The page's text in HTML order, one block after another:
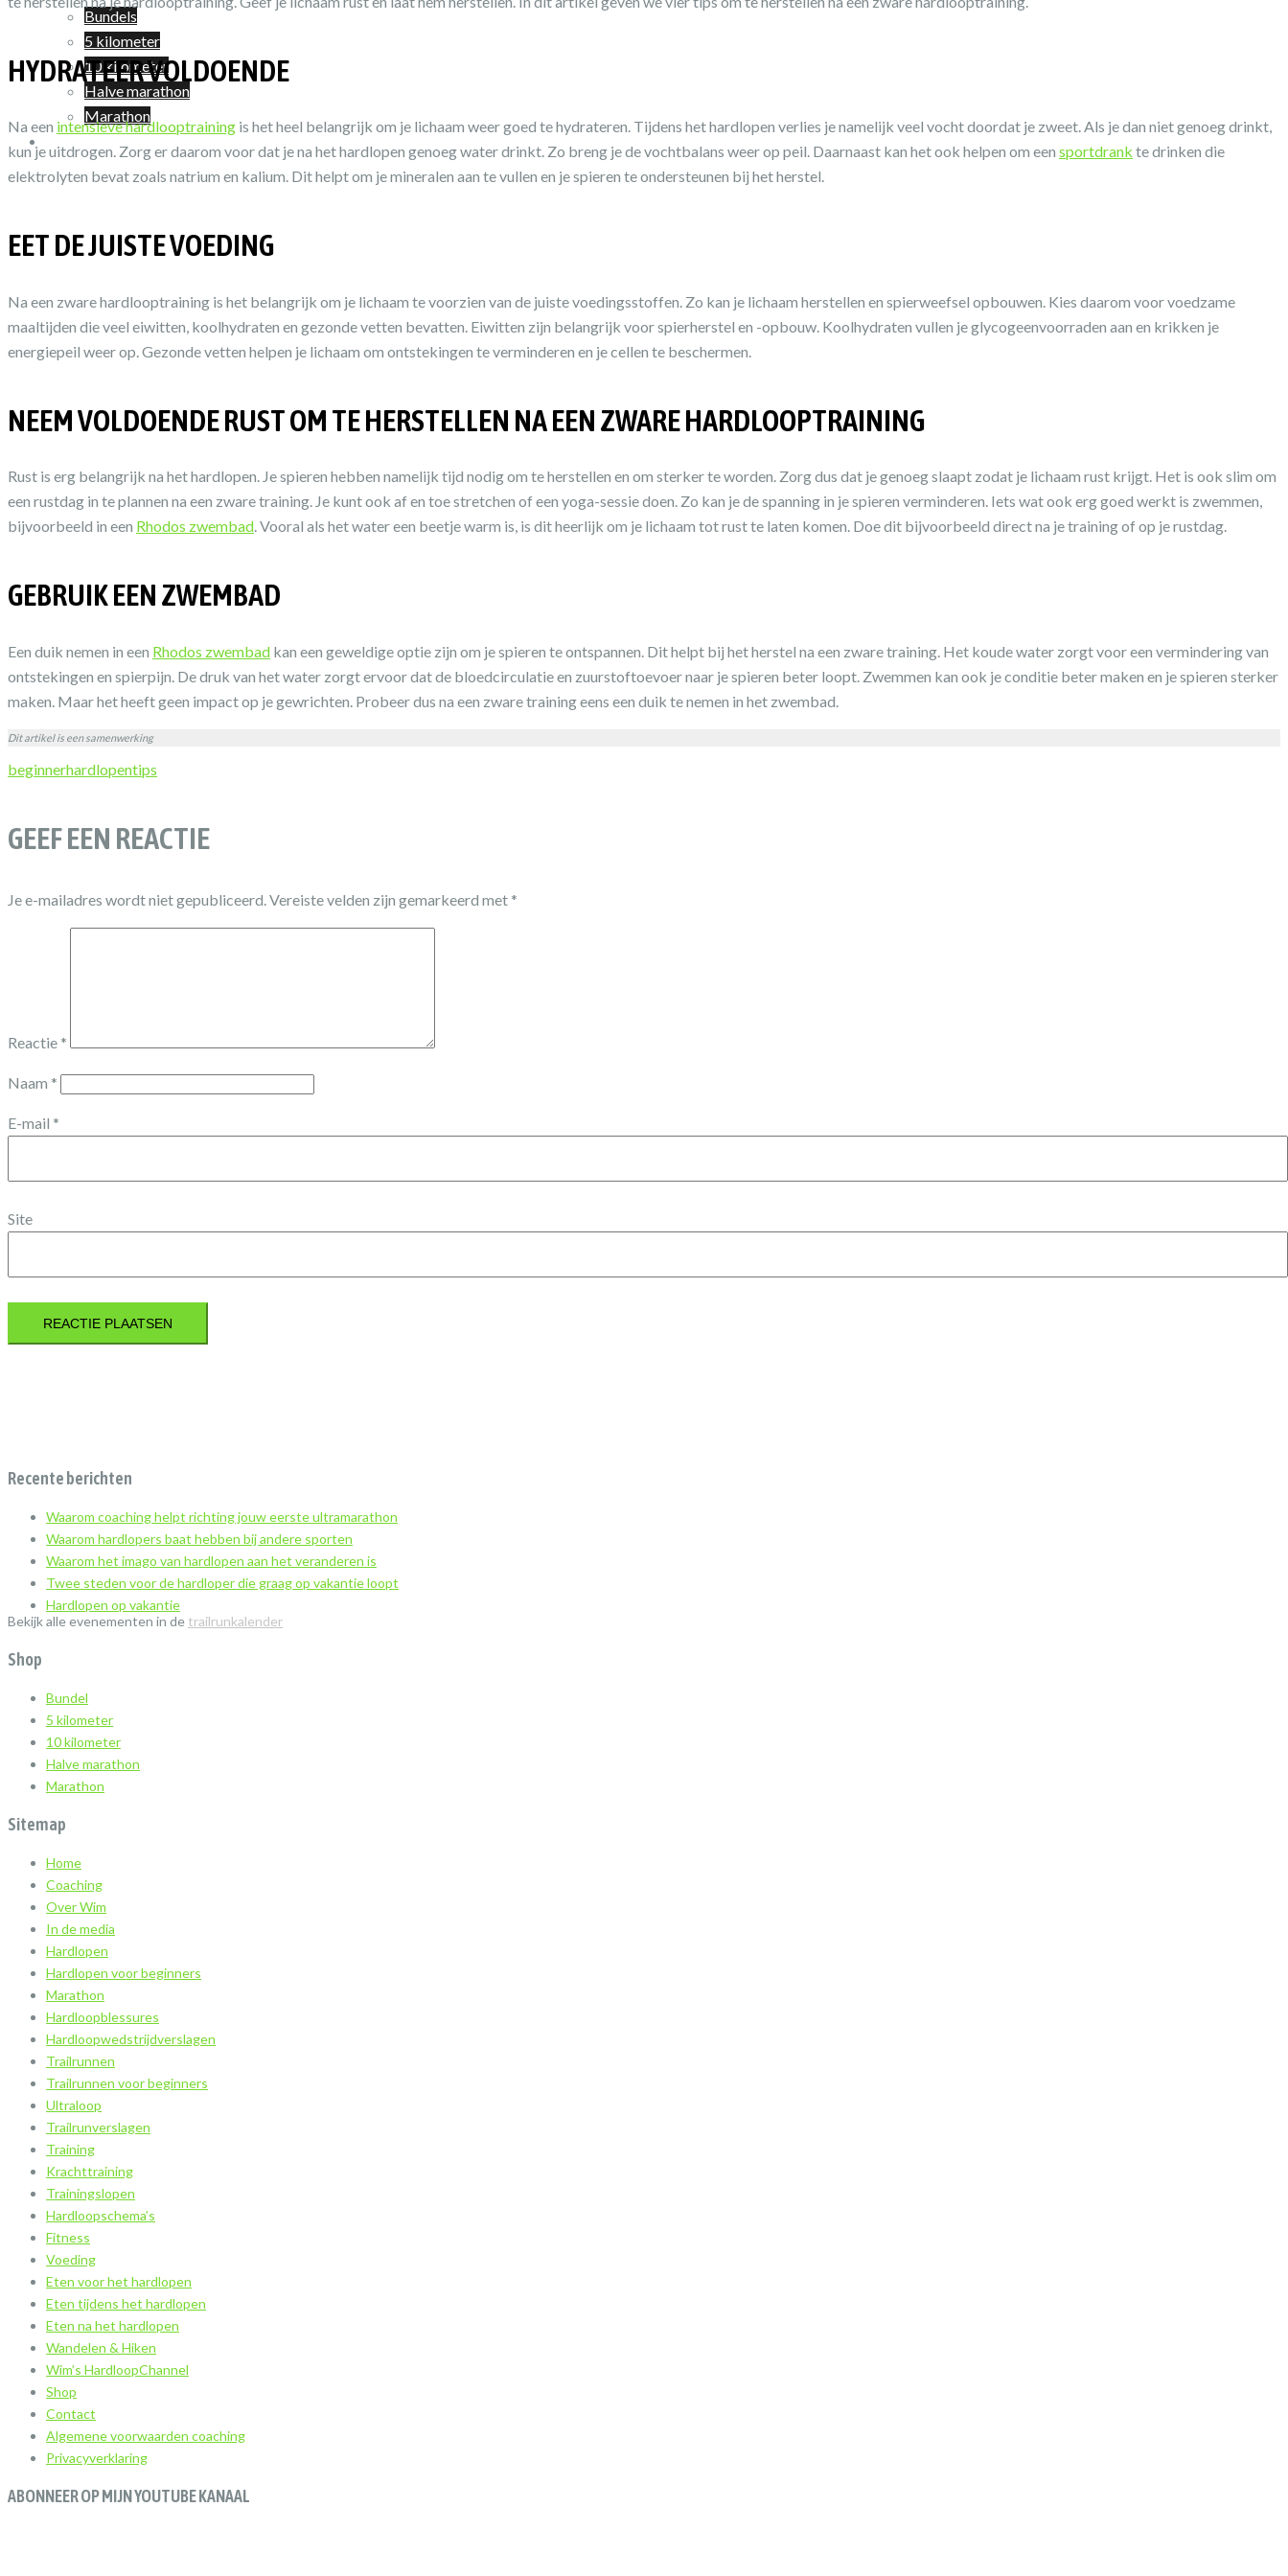
Bundels
5 kilometer
10 kilometer
Halve marathon
Marathon
Winkelwagen
HYDRATEER VOLDOENDE
Na een intensieve hardlooptraining is het heel belangrijk om je lichaam weer goed te hydrateren. Tijdens het hardlopen verlies je namelijk veel vocht doordat je zweet. Als je dan niet genoeg drinkt,
kun je uitdrogen. Zorg er daarom voor dat je na het hardlopen genoeg water drinkt. Zo breng je de vochtbalans weer op peil. Daarnaast kan het ook helpen om een sportdrank te drinken die
elektrolyten bevat zoals natrium en kalium. Dit helpt om je mineralen aan te vullen en je spieren te ondersteunen bij het herstel.
EET DE JUISTE VOEDING
Na een zware hardlooptraining is het belangrijk om je lichaam te voorzien van de juiste voedingsstoffen. Zo kan je lichaam herstellen en spierweefsel opbouwen. Kies daarom voor voedzame
maaltijden die veel eiwitten, koolhydraten en gezonde vetten bevatten. Eiwitten zijn belangrijk voor spierherstel en -opbouw. Koolhydraten vullen je glycogeenvoorraden aan en krikken je
energiepeil weer op. Gezonde vetten helpen je lichaam om ontstekingen te verminderen en je cellen te beschermen.
NEEM VOLDOENDE RUST OM TE HERSTELLEN NA EEN ZWARE HARDLOOPTRAINING
Rust is erg belangrijk na het hardlopen. Je spieren hebben namelijk tijd nodig om te herstellen en om sterker te worden. Zorg dus dat je genoeg slaapt zodat je lichaam rust krijgt. Het is ook slim om
een rustdag in te plannen na een zware training. Je kunt ook af en toe stretchen of een yoga-sessie doen. Zo kan je de spanning in je spieren verminderen. Iets wat ook erg goed werkt is zwemmen,
bijvoorbeeld in een Rhodos zwembad. Vooral als het water een beetje warm is, is dit heerlijk om je lichaam tot rust te laten komen. Doe dit bijvoorbeeld direct na je training of op je rustdag.
GEBRUIK EEN ZWEMBAD
Een duik nemen in een Rhodos zwembad kan een geweldige optie zijn om je spieren te ontspannen. Dit helpt bij het herstel na een zware training. Het koude water zorgt voor een vermindering van
ontstekingen en spierpijn. De druk van het water zorgt ervoor dat de bloedcirculatie en zuurstoftoevoer naar je spieren beter loopt. Zwemmen kan ook je conditie beter maken en je spieren sterker
maken. Maar het heeft geen impact op je gewrichten. Probeer dus na een zware training eens een duik te nemen in het zwembad.
Dit artikel is een samenwerking
beginnerhardlopentips
GEEF EEN REACTIE
Je e-mailadres wordt niet gepubliceerd.Vereiste velden zijn gemarkeerd met *
Reactie *
Naam *
E-mail *
Site
Recente berichten
Waarom coaching helpt richting jouw eerste ultramarathon
Waarom hardlopers baat hebben bij andere sporten
Waarom het imago van hardlopen aan het veranderen is
Twee steden voor de hardloper die graag op vakantie loopt
Hardlopen op vakantie
Bekijk alle evenementen in de trailrunkalender
Shop
Bundel
5 kilometer
10 kilometer
Halve marathon
Marathon
Sitemap
Home
Coaching
Over Wim
In de media
Hardlopen
Hardlopen voor beginners
Marathon
Hardloopblessures
Hardloopwedstrijdverslagen
Trailrunnen
Trailrunnen voor beginners
Ultraloop
Trailrunverslagen
Training
Krachttraining
Trainingslopen
Hardloopschema’s
Fitness
Voeding
Eten voor het hardlopen
Eten tijdens het hardlopen
Eten na het hardlopen
Wandelen & Hiken
Wim’s HardloopChannel
Shop
Contact
Algemene voorwaarden coaching
Privacyverklaring
ABONNEER OP MIJN YOUTUBE KANAAL